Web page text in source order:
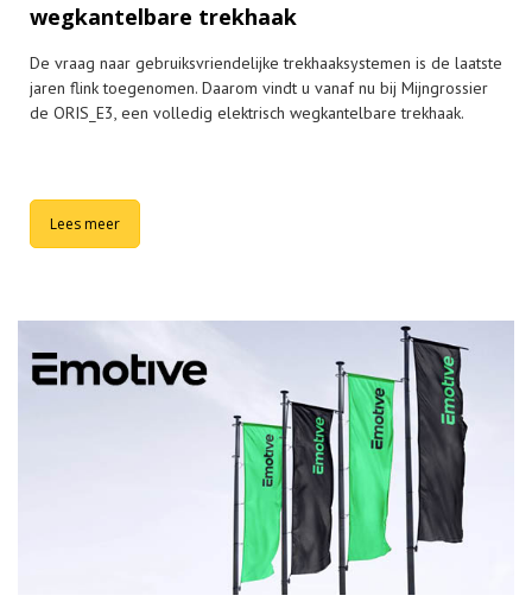
wegkantelbare trekhaak
De vraag naar gebruiksvriendelijke trekhaaksystemen is de laatste
jaren flink toegenomen. Daarom vindt u vanaf nu bij Mijngrossier
de ORIS_E3, een volledig elektrisch wegkantelbare trekhaak.
Lees meer